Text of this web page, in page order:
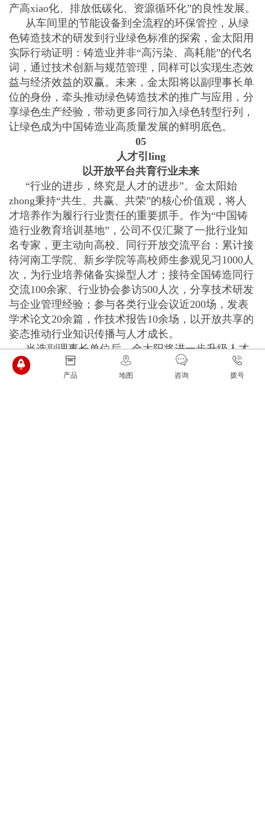
产高xiao化、排放低碳化、资源循环化”的良性发展。
从车间里的节能设备到全流程的环保管控，从绿
色铸造技术的研发到行业绿色标准的探索，金太阳用
实际行动证明：铸造业并非“高污染、高耗能”的代名
词，通过技术创新与规范管理，同样可以实现生态效
益与经济效益的双赢。未来，金太阳将以副理事长单
位的身份，牵头推动绿色铸造技术的推广与应用，分
享绿色生产经验，带动更多同行加入绿色转型行列，
让绿色成为中国铸造业高质量发展的鲜明底色。
05
人才引ling
以开放平台共育行业未来
“行业的进步，终究是人才的进步”。金太阳始
zhong秉持“共生、共赢、共荣”的核心价值观，将人
才培养作为履行行业责任的重要抓手。作为“中国铸
造行业教育培训基地”，公司不仅汇聚了一批行业知
名专家，更主动向高校、同行开放交流平台：累计接
待河南工学院、新乡学院等高校师生参观见习1000人
次，为行业培养储备实操型人才；接待全国铸造同行
交流100余家、行业协会参访500人次，分享技术研发
与企业管理经验；参与各类行业会议近200场，发表
学术论文20余篇，作技术报告10余场，以开放共享的
姿态推动行业知识传播与人才成长。
当选副理事长单位后，金太阳将进一步升级人才
培育平台，一方面深化与高校、科研机构的产学研合
作，共建人才培养基地；另一方面搭建行业人才交流
产品 地图 咨询 拨号